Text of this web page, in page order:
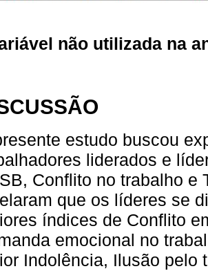
não utilizada na
estudo buscou
liderados e
Conflito no trabalho e
que os líderes se
índices de Conflito
emocional no
Indolência, Ilusão pelo